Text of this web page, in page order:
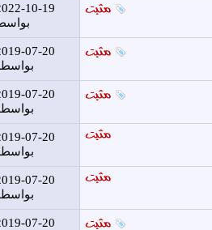
10-19
07-20
07-20
07-20
07-20
07-20